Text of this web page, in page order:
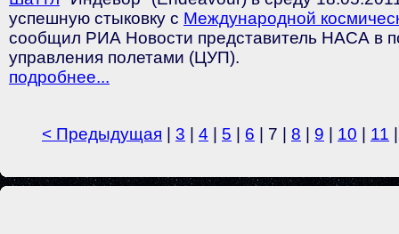
успешную стыковку с Международной
сообщил РИА Новости представитель НАСА в
управления полетами (ЦУП).
подробнее...
< Предыдущая 3 4 5 6 | 7 | 8 9 10 11